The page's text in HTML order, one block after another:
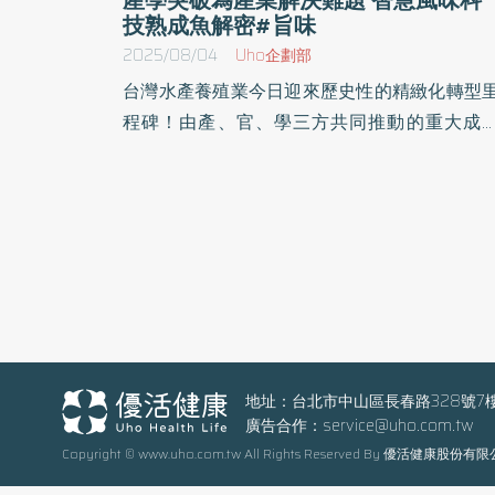
技熟成魚解密#旨味
2025/08/04 Uho企劃部
台灣水產養殖業今日迎來歷史性的精緻化轉型
程碑！由產、官、學三方共同推動的重大成果
入標準化量產流程，帶給消費者前所未有的頂
鮮味，同時也為本土養殖漁業的升級與外銷開
嶄新商機。 科學為基石：奠基於永續的技術突破
這項創新成果，奠基於Hi-Q中華海洋生技逾二
地址：台北市中山區長春路328號7
廣告合作： service@uho.com.tw
Copyright © www.uho.com.tw All Rights Reserved By 優活健康股份有限